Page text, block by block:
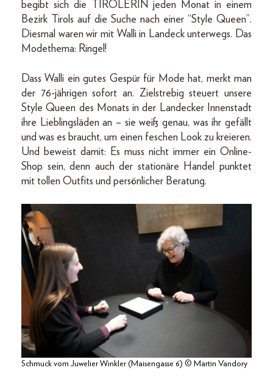
begibt sich die TIROLERIN jeden Monat in einem
Bezirk Tirols auf die Suche nach einer “Style Queen”.
Diesmal waren wir mit Walli in Landeck unterwegs. Das
Modethema: Ringel!
Dass Walli ein gutes Gespür für Mode hat, merkt man
der 76-jährigen sofort an. Zielstrebig steuert unsere
Style Queen des Monats in der Landecker Innenstadt
ihre Lieblingsläden an – sie weiß genau, was ihr gefällt
und was es braucht, um einen feschen Look zu kreieren.
Und beweist damit: Es muss nicht immer ein Online-
Shop sein, denn auch der stationäre Handel punktet
mit tollen Outfits und persönlicher Beratung.
Schmuck vom Juwelier Winkler (Maisengasse 6) © Martin Vandory